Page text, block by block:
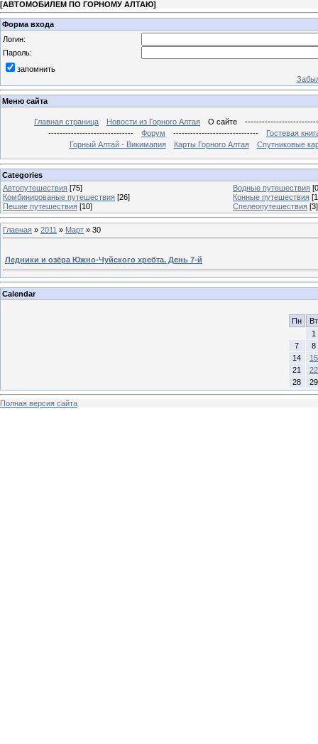
[АВТОМОБИЛЕМ ПО ГОРНОМУ АЛТАЮ]
Форма входа
Логин:
Пароль:
запомнить
Меню сайта
Главная страница Новости из Горного Алтая О сайте
------------------------------
Форум ------------------------------
Гостевая
Горный Алтай - Викимапия
Карты Горного Алтая Спутниковые
Categories
Автопутешествия [75] Водные путешествия
Комбинированые путешествия [26] Конные путешествия
Пешие путешествия [10] Спелеопутешествия [3]
Главная » 2011 » Март » 30
Ледники и озёра Южно-Чуйского хребта. День 7-й
Calendar
Пн
Вт
1
7
8
14
15
21
22
28
29
Полная версия сайта